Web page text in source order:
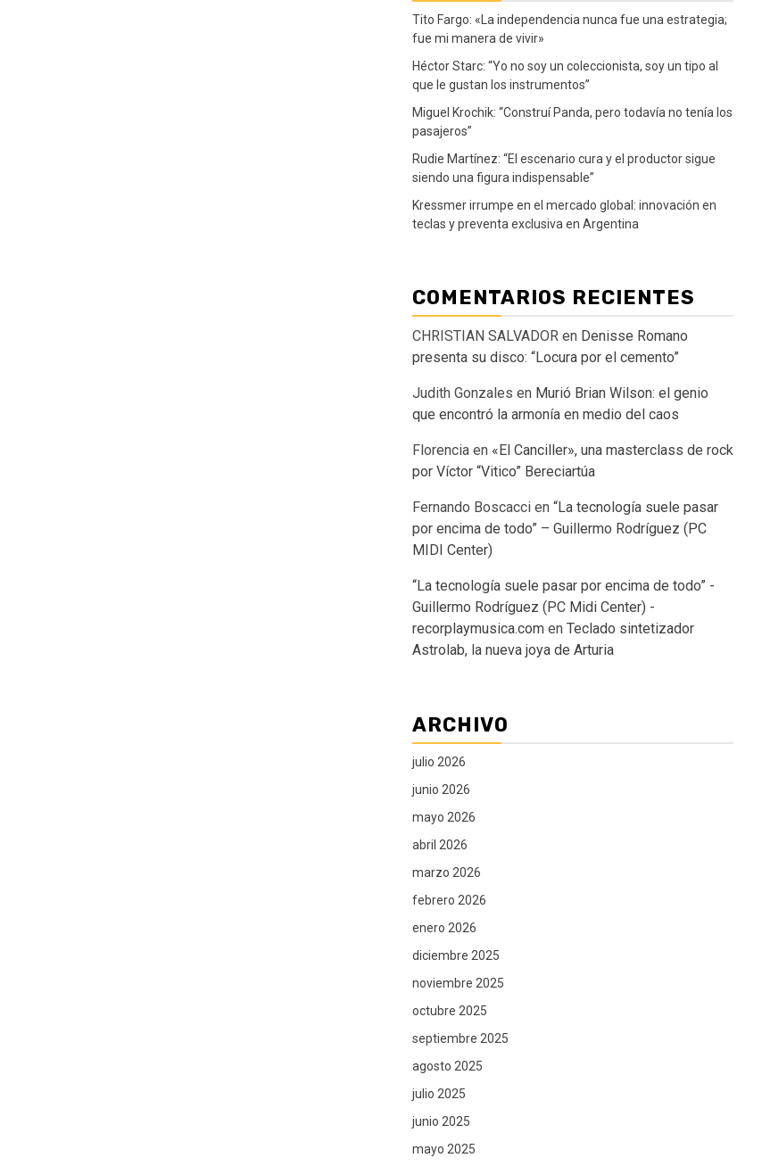
Tito Fargo: «La independencia nunca fue una estrategia;
fue mi manera de vivir»
Héctor Starc: “Yo no soy un coleccionista, soy un tipo al
que le gustan los instrumentos”
Miguel Krochik: “Construí Panda, pero todavía no tenía los
pasajeros”
Rudie Martínez: “El escenario cura y el productor sigue
siendo una figura indispensable”
Kressmer irrumpe en el mercado global: innovación en
teclas y preventa exclusiva en Argentina
COMENTARIOS RECIENTES
CHRISTIAN SALVADOR en Denisse Romano
presenta su disco: “Locura por el cemento”
Judith Gonzales en Murió Brian Wilson: el genio
que encontró la armonía en medio del caos
Florencia en «El Canciller», una masterclass de rock
por Víctor “Vitico” Bereciartúa
Fernando Boscacci en “La tecnología suele pasar
por encima de todo” – Guillermo Rodríguez (PC
MIDI Center)
“La tecnología suele pasar por encima de todo” -
Guillermo Rodríguez (PC Midi Center) -
recorplaymusica.com en Teclado sintetizador
Astrolab, la nueva joya de Arturia
ARCHIVO
julio 2026
junio 2026
mayo 2026
abril 2026
marzo 2026
febrero 2026
enero 2026
diciembre 2025
noviembre 2025
octubre 2025
septiembre 2025
agosto 2025
julio 2025
junio 2025
mayo 2025